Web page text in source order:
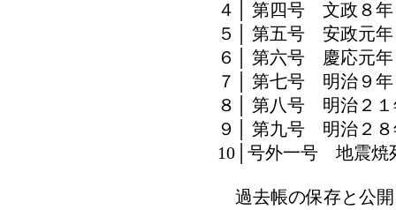
４│ 第四号 文政８年
５│ 第五号 安政元年
６│ 第六号 慶応元年
７│ 第七号 明治９年
８│ 第八号 明治２１
９│ 第九号 明治２８
10│号外一号 地震焼
過去帳の保存と公